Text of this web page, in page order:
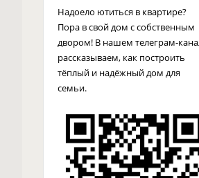
Надоело ютиться в квартире?
Пора в свой дом с собственным
двором! В нашем телеграм-
рассказываем, как построить
тёплый и надёжный дом для
семьи.